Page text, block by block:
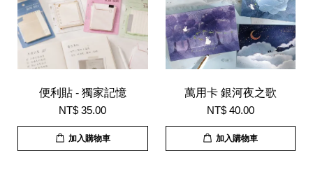
便利貼 - 獨家記憶
NT$ 35.00
加入購物車
萬用卡 銀河夜之歌
NT$ 40.00
加入購物車